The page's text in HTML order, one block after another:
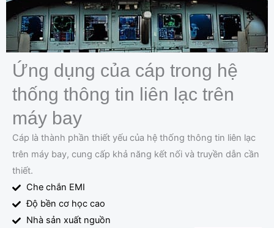
Ứng dụng của cáp trong hệ
thống thông tin liên lạc trên
máy bay
Cáp là thành phần thiết yếu của hệ thống thông tin liên lạc
trên máy bay, cung cấp khả năng kết nối và truyền dẫn cần
thiết.
Che chắn EMI
Độ bền cơ học cao
Nhà sản xuất nguồn